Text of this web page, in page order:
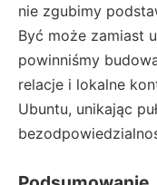
nie zgubimy
Być może zamiast
powinniśmy
relacje i lokalne
Ubuntu, unikając